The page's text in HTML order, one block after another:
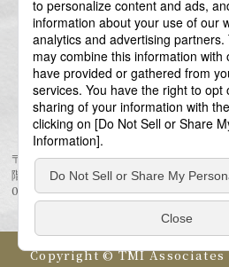
〒106-6123 東京都港区六本木6-10-
階
03-6438-5511（代表） / 03-6438-
Copyright © TMI